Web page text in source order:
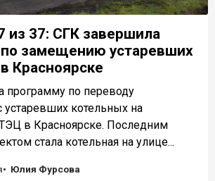
из 37: СГК завершила
замещению устаревших
Красноярске
программу по переводу
устаревших котельных на
в Красноярске. Последним
стала котельная на улице...
Юлия Фурсова